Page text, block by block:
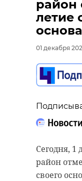
район
летие
01 декабря
Сегодня, 1
район
своего